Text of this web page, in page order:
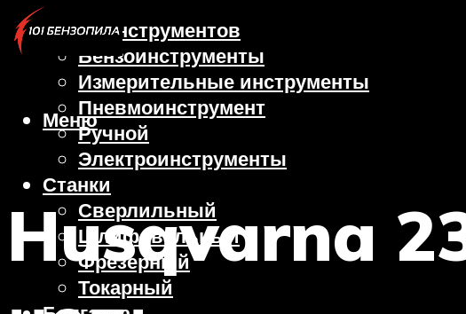
Виды инструментов
Бензоинструменты
Измерительные инструменты
Пневмоинструмент
Ручной
Электроинструменты
Станки
Сверлильный
Шлифовальный
Фрезерный
Токарный
Меню
Husqvarna